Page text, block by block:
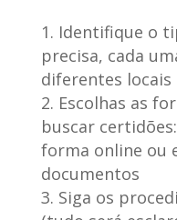
Identifique o
precisa, cada
diferentes locais
Escolhas as
buscar
forma online ou
documentos
Siga os